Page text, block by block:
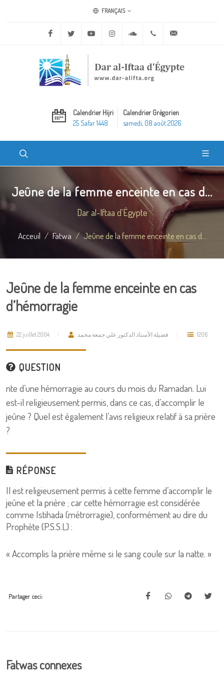
FRANÇAIS
Facebook Twitter Youtube Instagram Soundcloud+20 2 25970400
Calendrier Hijri
25 Safar 1448
Calendrier Grégorien
samedi, 08 août 2026
Jeûne de la femme enceinte en cas d...
Dar al-Iftaa d'Égypte
Acceuil Fatwa Jeûne de la femme enceinte en cas d...
Jeûne de la femme enceinte en cas
d’hémorragie
22 juillet 2004 فضيلة الأستاذ الدكتور علي جمعة محمد 1206
QUESTION
nte d’une hémorragie au cours du mois du Ramadan. Lui
est-il religieusement permis, dans ce cas, d’accomplir le
jeûne ? Quel est également l’avis religieux relatif à sa prière
?
RÉPONSE
Il est religieusement permis à cette femme d’accomplir le
jeûne et la prière ; car cette hémorragie est considérée
comme Istihada (métrorragie), conformément au dire du
Prophète (P.S.S.L) :
« Accomplis la prière même si le sang coule sur la natte. »
Partager ceci:
Fatwas connexes